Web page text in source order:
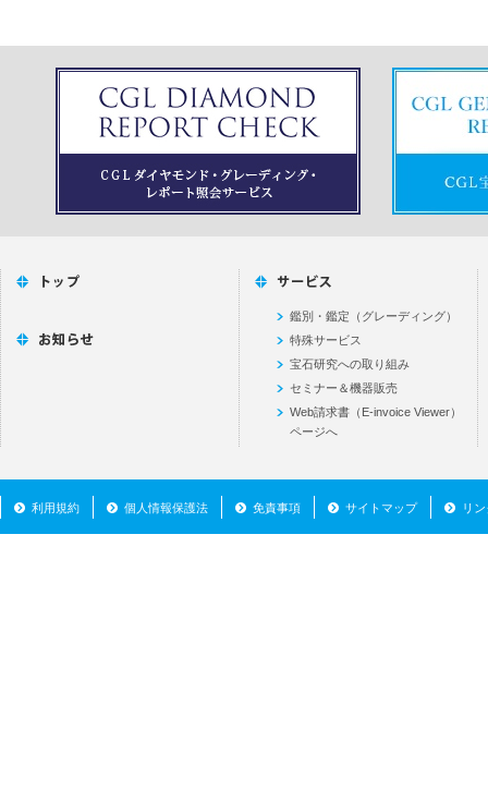
鑑別・鑑定（グレーディング）
特殊サービス
宝石研究への取り組み
セミナー＆機器販売
Web請求書（E-invoice Viewer）
ページへ
利用規約 個人情報保護法 免責事項 サイトマップ リ